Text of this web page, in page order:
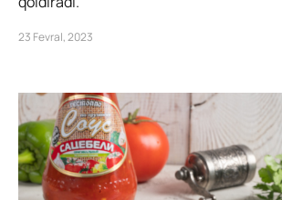
23 Fevral, 2023